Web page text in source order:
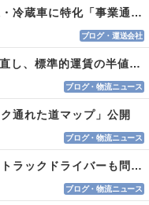
ヘイワオートサービス 冷凍・冷蔵車に特化「事業通じ貢献目指す」
ブログ・運送会社
適正原価 実車率５０%を見直し、標準的運賃の半値の恐れも
ブログ・物流ニュース
通れた道マップ」公開
ブログ・物流ニュース
自転車が従う信号はどれ？ トラックドライバーも問われる認識
ブログ・物流ニュース